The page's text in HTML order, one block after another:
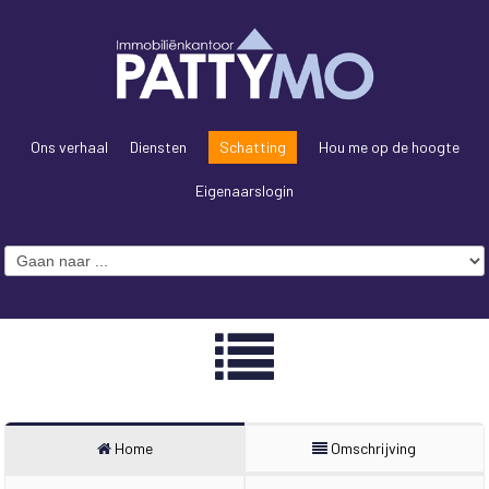
Ons verhaal Diensten Schatting Hou me op de hoogte
Eigenaarslogin
Home Omschrijving